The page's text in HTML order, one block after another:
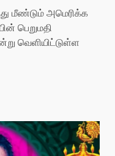
மீண்டும் அமெரிக்க
பெறுமதி
வெளியிட்டுள்ள